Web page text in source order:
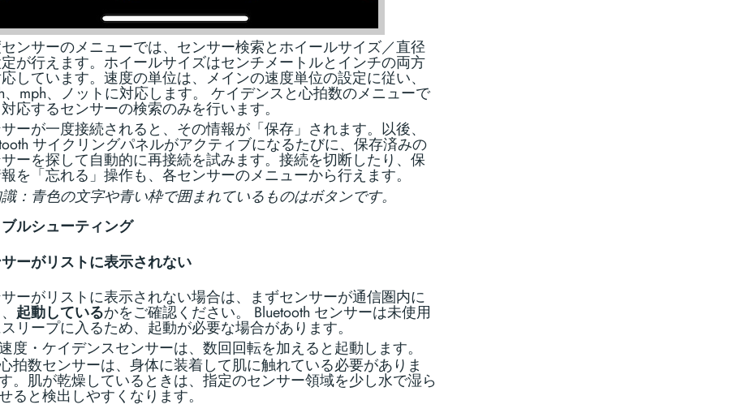
ンサーのメニューでは、センサー検索とホイールサイズ／直径
が行えます。ホイールサイズはセンチメートルとインチの両方
しています。速度の単位は、メインの速度単位の設定に従い、
、mph、ノットに対応します。 ケイデンスと心拍数のメニューで
応するセンサーの検索のみを行います。
ーが一度接続されると、その情報が「保存」されます。以後、
サイクリングパネルがアクティブになるたびに、保存済みの
ーを探して自動的に再接続を試みます。接続を切断したり、保
を「忘れる」操作も、各センサーのメニューから行えます。
：青色の文字や青い枠で囲まれているものはボタンです。
ブルシューティング
ーがリストに表示されない
ーがリストに表示されない場合は、まずセンサーが通信圏内に
起動しているかをご確認ください。 Bluetooth センサーは未使用
リープに入るため、起動が必要な場合があります。
度・ケイデンスセンサーは、数回回転を加えると起動します。
拍数センサーは、身体に装着して肌に触れている必要がありま
。肌が乾燥しているときは、指定のセンサー領域を少し水で湿ら
ると検出しやすくなります。